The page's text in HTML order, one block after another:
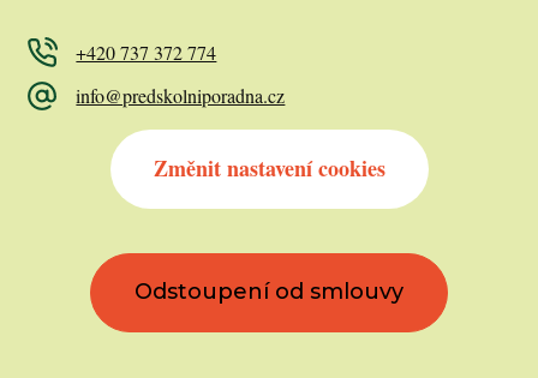
+420 737 372 774
info@predskolniporadna.cz
Změnit nastavení cookies
Odstoupení od smlouvy